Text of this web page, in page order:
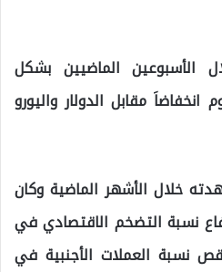
الأسبوعين الماضيين بشكل
مقابل الدولار واليورو
خلال الأشهر الماضية وكان
نسبة التضخم الاقتصادي في
نسبة العملات الأجنبية في